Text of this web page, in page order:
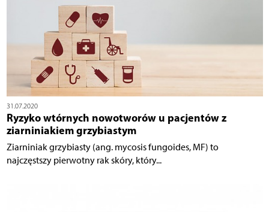
31.07.2020
Ryzyko wtórnych nowotworów u pacjentów z
ziarniniakiem grzybiastym
Ziarniniak grzybiasty (ang. mycosis fungoides, MF) to
najczęstszy pierwotny rak skóry, który...